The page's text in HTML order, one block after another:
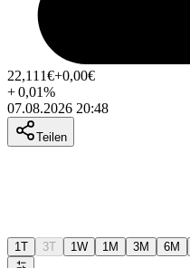
22,111€+0,00€
+0,01%
07.08.2026 20:48
Teilen
1T 3T 1W 1M 3M 6M